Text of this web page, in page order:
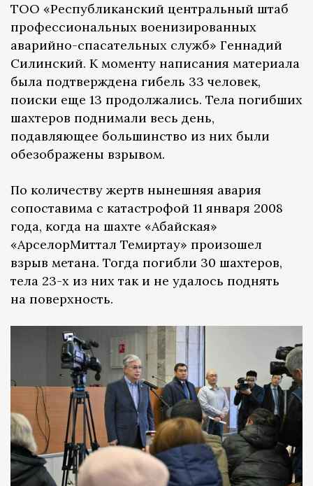
ТОО «Республиканский центральный штаб
профессиональных военизированных
аварийно-спасательных служб» Геннадий
Силинский. К моменту написания материала
была подтверждена гибель 33 человек,
поиски еще 13 продолжались. Тела погибших
шахтеров поднимали весь день,
подавляющее большинство из них были
обезображены взрывом.
По количеству жертв нынешняя авария
сопоставима с катастрофой 11 января 2008
года, когда на шахте «Абайская»
«АрселорМиттал Темиртау» произошел
взрыв метана. Тогда погибли 30 шахтеров,
тела 23-х из них так и не удалось поднять
на поверхность.